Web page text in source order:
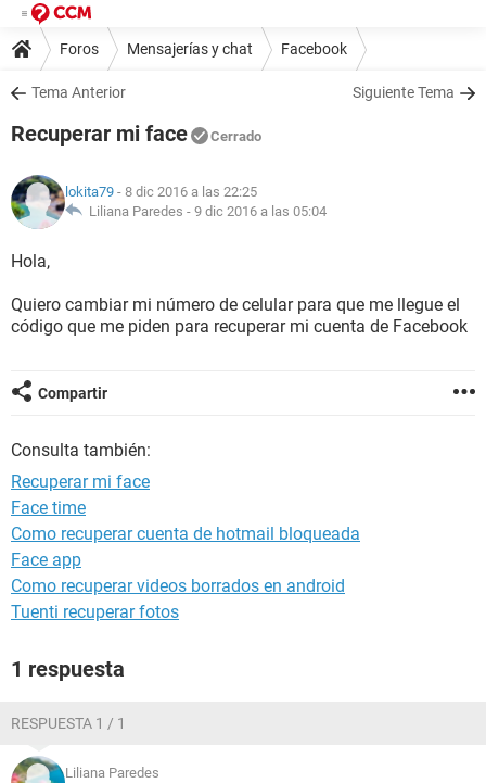
Foros Mensajerías y chat Facebook
Tema Anterior Siguiente Tema
Recuperar mi face Cerrado
lokita79 - 8 dic 2016 a las 22:25
Liliana Paredes - 9 dic 2016 a las 05:04
Hola,
Quiero cambiar mi número de celular para que me llegue el
código que me piden para recuperar mi cuenta de Facebook
Compartir
Consulta también:
Recuperar mi face
Face time
Como recuperar cuenta de hotmail bloqueada
Face app
Como recuperar videos borrados en android
Tuenti recuperar fotos
1 respuesta
RESPUESTA 1 / 1
Liliana Paredes